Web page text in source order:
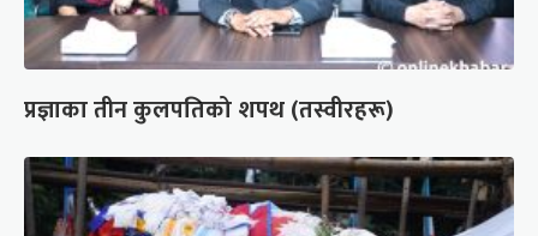
प्रज्ञाका तीन कुलपतिको शपथ (तस्वीरहरू)